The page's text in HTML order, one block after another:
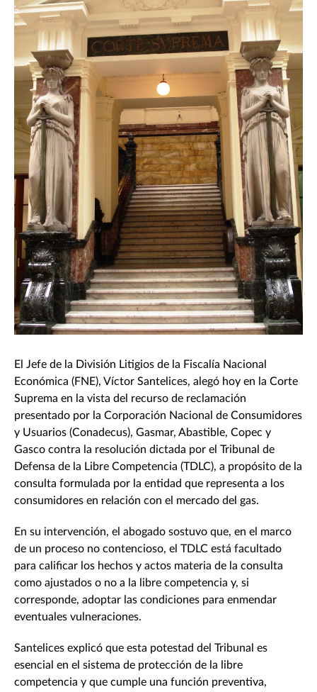
El Jefe de la División Litigios de la Fiscalía Nacional
Económica (FNE), Víctor Santelices, alegó hoy en la Corte
Suprema en la vista del recurso de reclamación
presentado por la Corporación Nacional de Consumidores
y Usuarios (Conadecus), Gasmar, Abastible, Copec y
Gasco contra la resolución dictada por el Tribunal de
Defensa de la Libre Competencia (TDLC), a propósito de la
consulta formulada por la entidad que representa a los
consumidores en relación con el mercado del gas.
En su intervención, el abogado sostuvo que, en el marco
de un proceso no contencioso, el TDLC está facultado
para calificar los hechos y actos materia de la consulta
como ajustados o no a la libre competencia y, si
corresponde, adoptar las condiciones para enmendar
eventuales vulneraciones.
Santelices explicó que esta potestad del Tribunal es
esencial en el sistema de protección de la libre
competencia y que cumple una función preventiva,